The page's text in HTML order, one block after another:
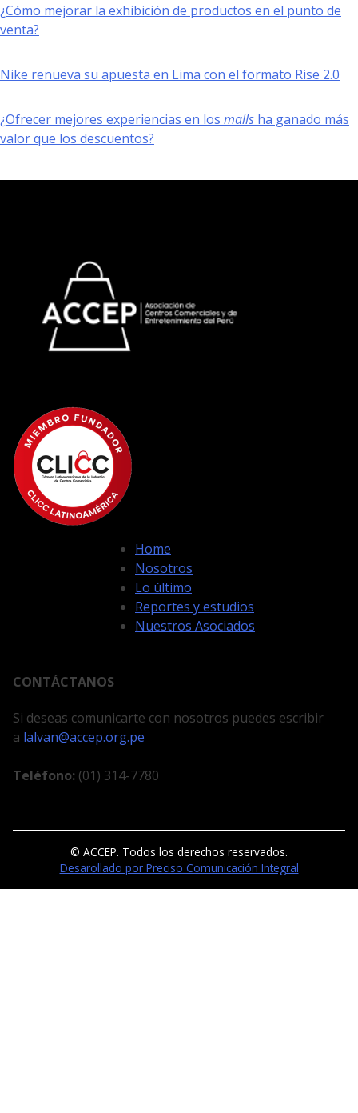
¿Cómo mejorar la exhibición de productos en el punto de
venta?
Nike renueva su apuesta en Lima con el formato Rise 2.0
¿Ofrecer mejores experiencias en los malls ha ganado más
valor que los descuentos?
Home
Nosotros
Lo último
Reportes y estudios
Nuestros Asociados
CONTÁCTANOS
Si deseas comunicarte con nosotros puedes escribir
a lalvan@accep.org.pe
Teléfono: (01) 314-7780
© ACCEP. Todos los derechos reservados.
Desarollado por Preciso Comunicación Integral